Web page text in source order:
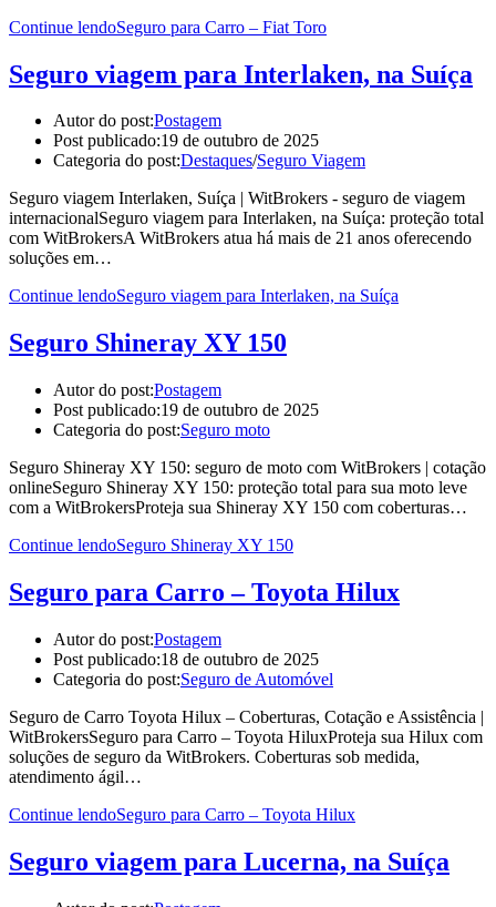
Continue lendoSeguro para Carro – Fiat Toro
Seguro viagem para Interlaken, na Suíça
Autor do post:Postagem
Post publicado:19 de outubro de 2025
Categoria do post:Destaques/Seguro Viagem
Seguro viagem Interlaken, Suíça | WitBrokers - seguro de viagem
internacionalSeguro viagem para Interlaken, na Suíça: proteção total
com WitBrokersA WitBrokers atua há mais de 21 anos oferecendo
soluções em…
Continue lendoSeguro viagem para Interlaken, na Suíça
Seguro Shineray XY 150
Autor do post:Postagem
Post publicado:19 de outubro de 2025
Categoria do post:Seguro moto
Seguro Shineray XY 150: seguro de moto com WitBrokers | cotação
onlineSeguro Shineray XY 150: proteção total para sua moto leve
com a WitBrokersProteja sua Shineray XY 150 com coberturas…
Continue lendoSeguro Shineray XY 150
Seguro para Carro – Toyota Hilux
Autor do post:Postagem
Post publicado:18 de outubro de 2025
Categoria do post:Seguro de Automóvel
Seguro de Carro Toyota Hilux – Coberturas, Cotação e Assistência |
WitBrokersSeguro para Carro – Toyota HiluxProteja sua Hilux com
soluções de seguro da WitBrokers. Coberturas sob medida,
atendimento ágil…
Continue lendoSeguro para Carro – Toyota Hilux
Seguro viagem para Lucerna, na Suíça